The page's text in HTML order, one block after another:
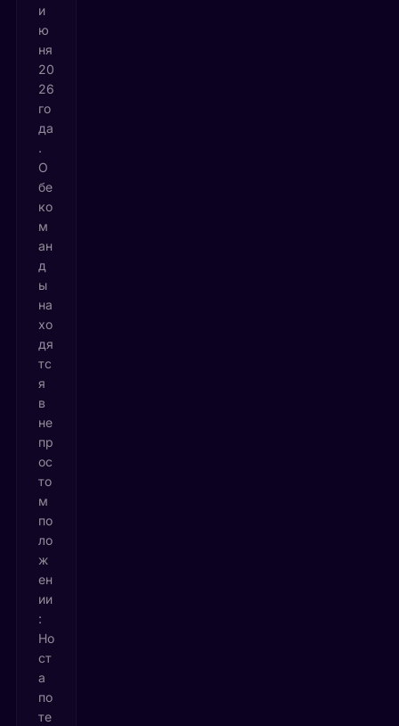
и
ю
ня
20
26
го
да
.
О
бе
ко
м
ан
д
ы
на
хо
дя
тс
я
в
не
пр
ос
то
м
по
ло
ж
ен
ии
:
Но
ст
а
по
те